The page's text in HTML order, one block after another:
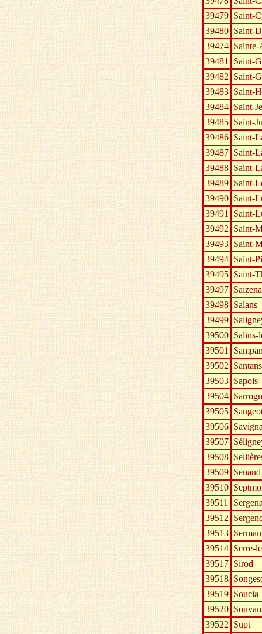
39479 Saint-
39480 Saint-
39474 Sainte-
39481 Saint-
39482 Saint-
39483 Saint-
39484 Saint-
39485 Saint-
39486 Saint-
39487 Saint-
39488 Saint-
39489 Saint-
39490 Saint-
39491 Saint-
39492 Saint-
39493 Saint-
39494 Saint-
39495 Saint-
39497
39498 Salans
39499
39500 Salins-
39501
39502 Santans
39503 Sapois
39504
39505
39506
39507
39508
39509 Senaud
39510
39511
39512
39513
39514 Serre-
39517 Sirod
39518
39519 Soucia
39520
39522 Supt